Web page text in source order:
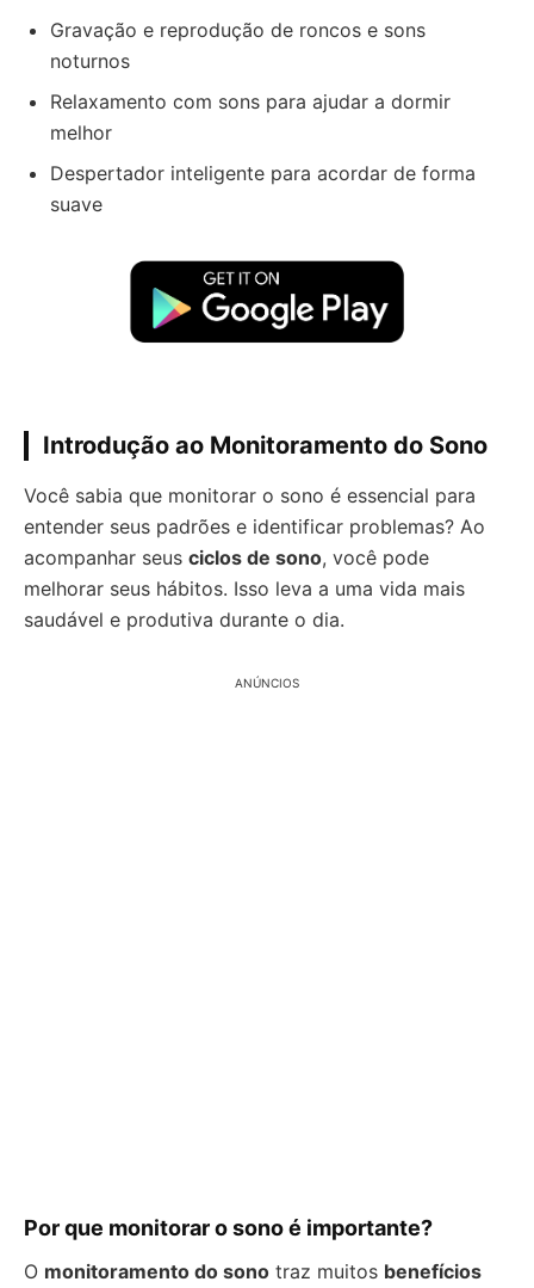
Gravação e reprodução de roncos e sons
noturnos
Relaxamento com sons para ajudar a dormir
melhor
Despertador inteligente para acordar de forma
suave
Introdução ao Monitoramento do Sono
Você sabia que monitorar o sono é essencial para
entender seus padrões e identificar problemas? Ao
acompanhar seus ciclos de sono, você pode
melhorar seus hábitos. Isso leva a uma vida mais
saudável e produtiva durante o dia.
ANÚNCIOS
Por que monitorar o sono é importante?
O monitoramento do sono traz muitos benefícios